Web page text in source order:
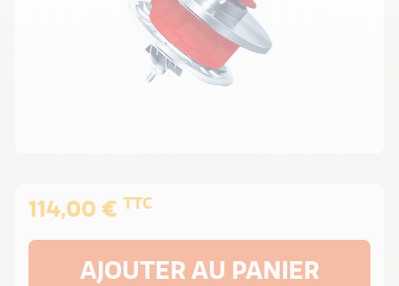
114,00 € TTC
AJOUTER AU PANIER